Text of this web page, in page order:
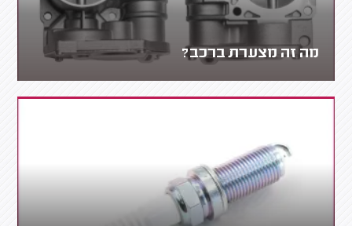
מה זה מצערת ברכב?